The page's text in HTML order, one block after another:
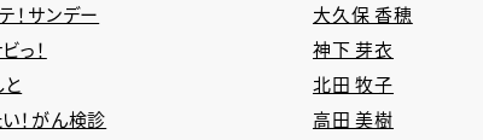
！サンデー
っ！
！がん検診
大久保 香穂
神下 芽衣
北田 牧子
高田 美樹